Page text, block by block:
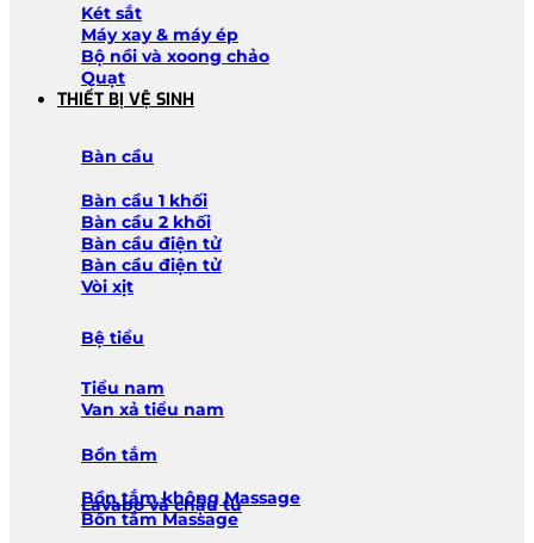
Két sắt
Máy xay & máy ép
Bộ nồi và xoong chảo
Quạt
THIẾT BỊ VỆ SINH
Bàn cầu
Bàn cầu 1 khối
Bàn cầu 2 khối
Bàn cầu điện tử
Bàn cầu điện tử
Vòi xịt
Bệ tiểu
Tiểu nam
Van xả tiểu nam
Bồn tắm
Bồn tắm không Massage
Bồn tắm Massage
Lavabo và chậu tủ